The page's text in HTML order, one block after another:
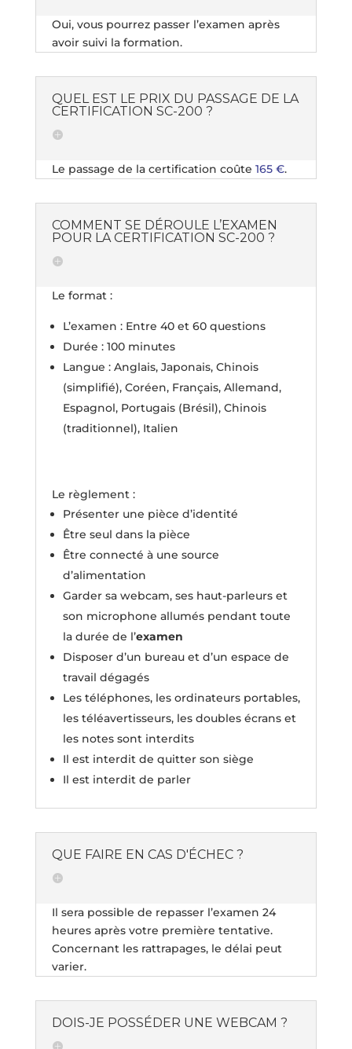
Oui, vous pourrez passer l’examen après
avoir suivi la formation.
QUEL EST LE PRIX DU PASSAGE DE LA
CERTIFICATION SC-200 ?
Le passage de la certification coûte 165 €.
COMMENT SE DÉROULE L’EXAMEN
POUR LA CERTIFICATION SC-200 ?
Le format :
L’examen : Entre 40 et 60 questions
Durée : 100 minutes
Langue : Anglais, Japonais, Chinois
(simplifié), Coréen, Français, Allemand,
Espagnol, Portugais (Brésil), Chinois
(traditionnel), Italien
Le règlement :
Présenter une pièce d’identité
Être seul dans la pièce
Être connecté à une source
d’alimentation
Garder sa webcam, ses haut-parleurs et
son microphone allumés pendant toute
la durée de l’examen
Disposer d’un bureau et d’un espace de
travail dégagés
Les téléphones, les ordinateurs portables,
les téléavertisseurs, les doubles écrans et
les notes sont interdits
Il est interdit de quitter son siège
Il est interdit de parler
QUE FAIRE EN CAS D'ÉCHEC ?
Il sera possible de repasser l’examen 24
heures après votre première tentative.
Concernant les rattrapages, le délai peut
varier.
DOIS-JE POSSÉDER UNE WEBCAM ?